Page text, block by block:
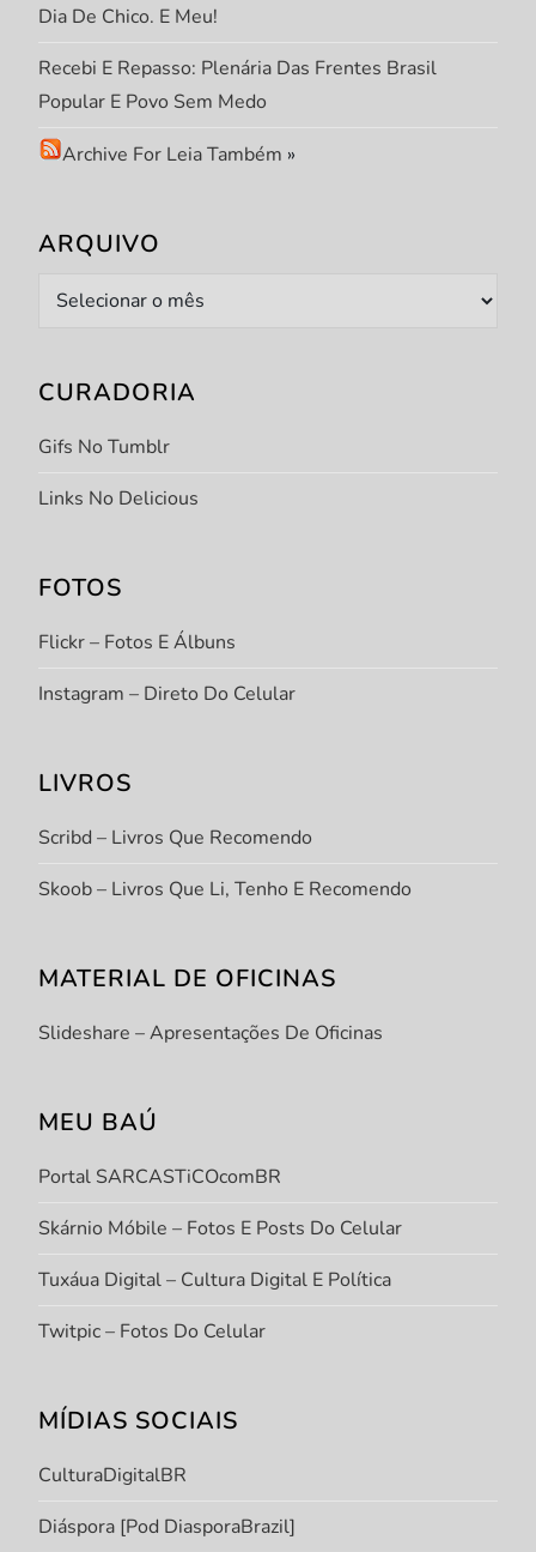
Dia De Chico. E Meu!
Recebi E Repasso: Plenária Das Frentes Brasil
Popular E Povo Sem Medo
Archive For Leia Também »
ARQUIVO
Arquivo
CURADORIA
Gifs No Tumblr
Links No Delicious
FOTOS
Flickr – Fotos E Álbuns
Instagram – Direto Do Celular
LIVROS
Scribd – Livros Que Recomendo
Skoob – Livros Que Li, Tenho E Recomendo
MATERIAL DE OFICINAS
Slideshare – Apresentações De Oficinas
MEU BAÚ
Portal SARCASTiCOcomBR
Skárnio Móbile – Fotos E Posts Do Celular
Tuxáua Digital – Cultura Digital E Política
Twitpic – Fotos Do Celular
MÍDIAS SOCIAIS
CulturaDigitalBR
Diáspora [Pod DiasporaBrazil]